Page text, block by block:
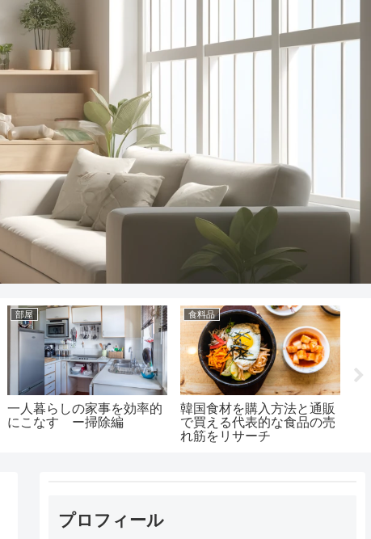
作業環境
自宅に快適なテレワーク環
境を整備するためのおすす
都道府県別
佐賀の味をあなたの家に！
絶対に試すべきお取り寄せ
グルメリスト
プロフィール